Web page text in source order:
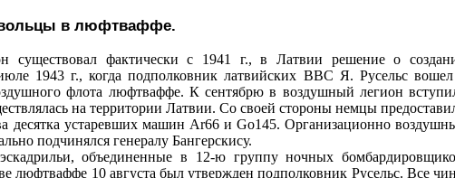
в люфтваффе.
фактически с 1941 г., в Латвии решение о
1943 г., когда подполковник латвийских ВВС Я. Русельс
флота люфтваффе. К сентябрю в воздушный легион
на территории Латвии. Со своей стороны немцы
десятка устаревших машин Ar66 и Go145. Организационно
подчинялся генералу Бангерскису.
объединенные в 12‑ю группу ночных
люфтваффе 10 августа был утвержден подполковник Русельс. Все